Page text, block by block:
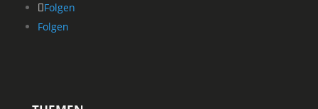
Folgen
Folgen